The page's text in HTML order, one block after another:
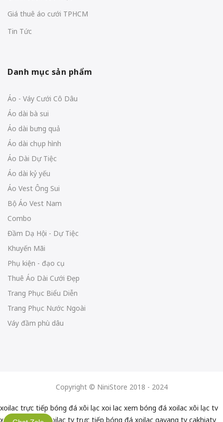
Giá thuê áo cưới TPHCM
Tin Tức
Danh mục sản phẩm
Áo - Váy Cưới Cô Dâu
Áo dài bà sui
Áo dài bưng quả
Áo dài chụp hình
Áo Dài Dự Tiệc
Áo dài kỷ yếu
Áo Vest Ông Sui
Bộ Áo Vest Nam
Combo
Đầm Dạ Hội - Dự Tiệc
Khuyến Mãi
Phụ kiện - đạo cụ
Thuê Áo Dài Cưới Đẹp
Trang Phục Biểu Diễn
Trang Phục Nước Ngoài
Váy đầm phù dâu
Copyright © NiniStore 2018 - 2024
xoilac trực tiếp bóng đá xôi lạc xoi lac xem bóng đá xoilac xôi lạc tv
xoilactv xoilac xoilac tv trực tiếp bóng đá xoilac gavang tv cakhiatv